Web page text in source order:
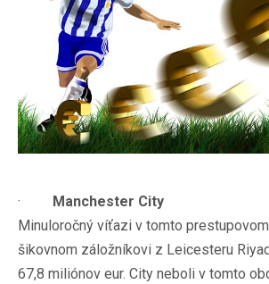
· Manchester City
Minuloročný víťazi v tomto
šikovnom záložníkovi z Leicesteru
67,8 miliónov eur. City neboli v tomto